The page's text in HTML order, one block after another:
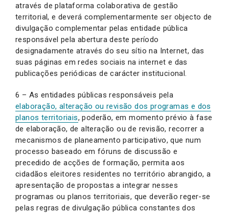
através de plataforma colaborativa de gestão
territorial, e deverá complementarmente ser objecto de
divulgação complementar pelas entidade pública
responsável pela abertura deste período
designadamente através do seu sítio na Internet, das
suas páginas em redes sociais na internet e das
publicações periódicas de carácter institucional.
6 – As entidades públicas responsáveis pela
elaboração, alteração ou revisão dos programas e dos
planos territoriais, poderão, em momento prévio à fase
de elaboração, de alteração ou de revisão, recorrer a
mecanismos de planeamento participativo, que num
processo baseado em fóruns de discussão e
precedido de acções de formação, permita aos
cidadãos eleitores residentes no território abrangido, a
apresentação de propostas a integrar nesses
programas ou planos territoriais, que deverão reger-se
pelas regras de divulgação pública constantes dos